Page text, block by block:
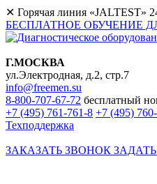
✕ Горячая линия «JALTEST»
БЕСПЛАТНОЕ ОБУЧЕНИЕ
Г.МОСКВА
ул.Электродная, д.2, стр.7
info@freemen.su
8-800-707-67-72 бесплатный
+7 (495) 761-761-8 +7 (495)
Техподдержка
ЗАКАЗАТЬ ЗВОНОК